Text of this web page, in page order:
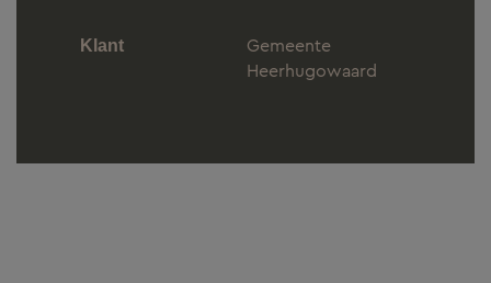
Klant
Gemeente
Heerhugowaard